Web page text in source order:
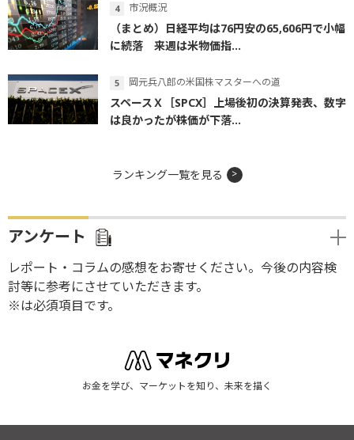
市況概況
（まとめ）日経平均は76円安の65,606円で小幅
に続落 来週は米物価指...
岡元兵八郎の米国株マスターへの道
スペースＸ［SPCX］上場後初の決算発表、数字
は良かったが株価が下落...
ランキング一覧を見る
アンケート
レポート・コラムの感想をお寄せください。今後の内容検
討等に参考にさせていただきます。
※は必須項目です。
お金を学び、マーケットを知り、未来を描く